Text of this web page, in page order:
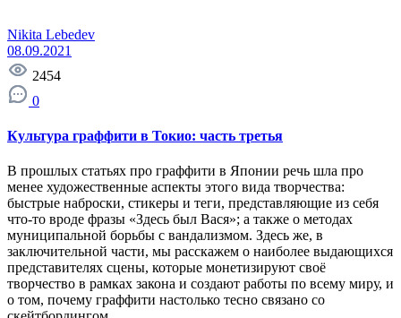
Nikita Lebedev
08.09.2021
2454
0
Культура граффити в Токио: часть третья
В прошлых статьях про граффити в Японии речь шла про
менее художественные аспекты этого вида творчества:
быстрые наброски, стикеры и теги, представляющие из себя
что-то вроде фразы «Здесь был Вася»; а также о методах
муниципальной борьбы с вандализмом. Здесь же, в
заключительной части, мы расскажем о наиболее выдающихся
представителях сцены, которые монетизируют своё
творчество в рамках закона и создают работы по всему миру, и
о том, почему граффити настолько тесно связано со